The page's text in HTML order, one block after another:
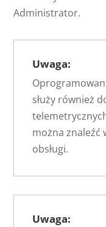
Administrator.
Uwaga:
służy również
można znaleźć
obsługi.
Uwaga: